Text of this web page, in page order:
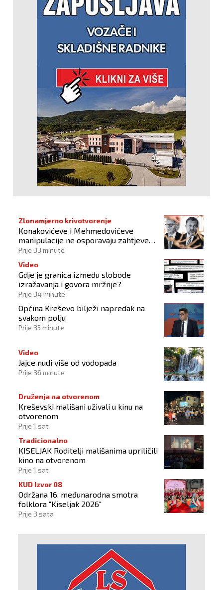
Zlonamjerno krivotvorenje
Konakovićeve i Mehmedovićeve
manipulacije ne osporavaju zahtjeve
Hrvata
Prije 33 minute
Video
Gdje je granica između slobode
izražavanja i govora mržnje?
Prije 34 minute
Općina Kreševo bilježi napredak na
svakom polju
Prije 35 minute
Video
Jajce nudi više od vodopada
Prije 36 minute
Druženja na otvorenom
Kreševski mališani uživali u kinu na
otvorenom
Prije 1 sat
Tradicionalno
KISELJAK Roditelji mališanima upriličili
kino na otvorenom
Prije 1 sat
KUD Izvor 08
Održana 16. međunarodna smotra
folklora "Kiseljak 2026"
Prije 3 sata